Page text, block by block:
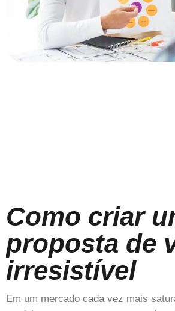
Como criar
proposta de
irresistível
Em um mercado cada vez mais